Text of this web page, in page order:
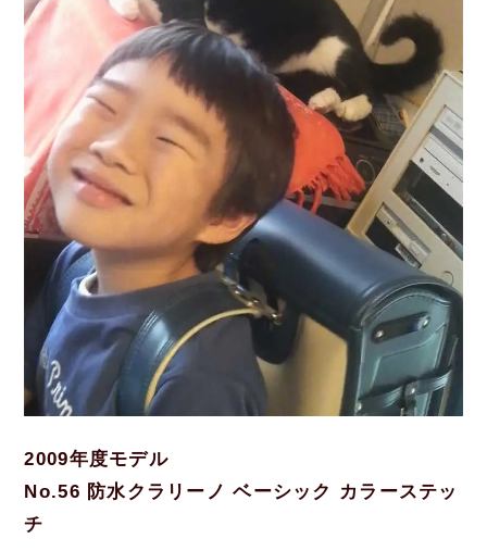
2009年度モデル
No.56 防水クラリーノ ベーシック カラーステッ
チ